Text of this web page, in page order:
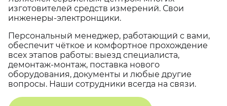
изготовителей средств измерений. Свои
инженеры-электронщики.
Персональный менеджер, работающий с вами,
обеспечит чёткое и комфортное прохождение
всех этапов работы: выезд специалиста,
демонтаж-монтаж, поставка нового
оборудования, документы и любые другие
вопросы. Наши сотрудники всегда на связи.